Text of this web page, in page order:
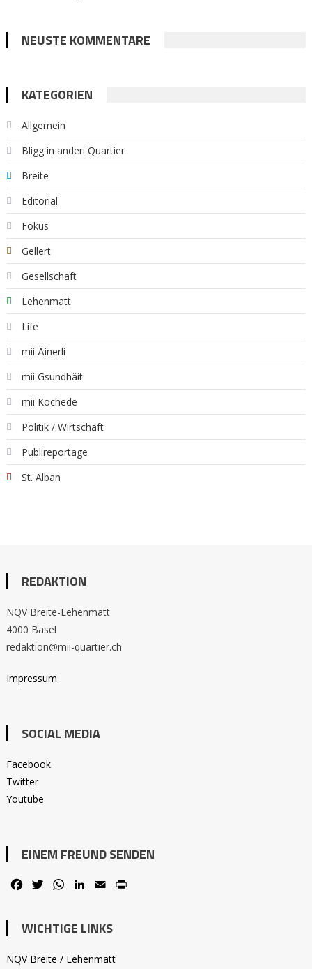
NEUSTE KOMMENTARE
KATEGORIEN
Allgemein
Bligg in anderi Quartier
Breite
Editorial
Fokus
Gellert
Gesellschaft
Lehenmatt
Life
mii Äinerli
mii Gsundhäit
mii Kochede
Politik / Wirtschaft
Publireportage
St. Alban
REDAKTION
NQV Breite-Lehenmatt
4000 Basel
redaktion@mii-quartier.ch
Impressum
SOCIAL MEDIA
Facebook
Twitter
Youtube
EINEM FREUND SENDEN
FacebookTwitterWhatsApp
LinkedIn
Email
WICHTIGE LINKS
NQV Breite / Lehenmatt